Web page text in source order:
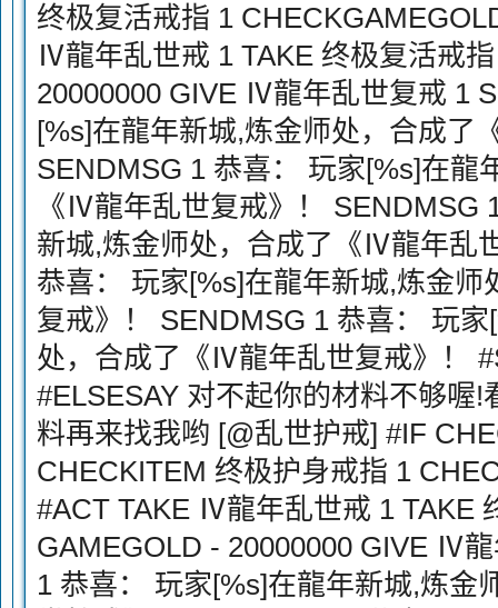
终极复活戒指 1
Ⅳ龍年乱世戒 1 TAKE 终极复活戒
20000000 GIVE Ⅳ龍年乱世复戒 1
[%s]在龍年新城,炼金师处，合成了
SENDMSG 1 恭喜： 玩家[%s]在龍
《Ⅳ龍年乱世复戒》！ SENDMSG
新城,炼金师处，合成了《Ⅳ龍年乱
恭喜： 玩家[%s]在龍年新城,炼金
复戒》！ SENDMSG 1 恭喜： 玩
处，合成了《Ⅳ龍年乱世复戒》！
#ELSESAY 对不起你的材料不够喔
料再来找我哟 [@乱世护戒] #IF
CHECKITEM 终极护身戒指 1
#ACT TAKE Ⅳ龍年乱世戒 1 TAKE
GAMEGOLD - 20000000 GIVE Ⅳ
1 恭喜： 玩家[%s]在龍年新城,炼